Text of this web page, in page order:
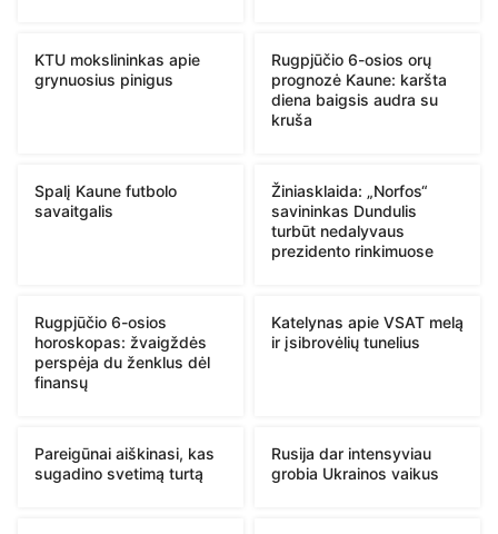
KTU mokslininkas apie
grynuosius pinigus
Rugpjūčio 6-osios orų
prognozė Kaune: karšta
diena baigsis audra su
kruša
Spalį Kaune futbolo
savaitgalis
Žiniasklaida: „Norfos“
savininkas Dundulis
turbūt nedalyvaus
prezidento rinkimuose
Rugpjūčio 6-osios
horoskopas: žvaigždės
perspėja du ženklus dėl
finansų
Katelynas apie VSAT melą
ir įsibrovėlių tunelius
Pareigūnai aiškinasi, kas
sugadino svetimą turtą
Rusija dar intensyviau
grobia Ukrainos vaikus